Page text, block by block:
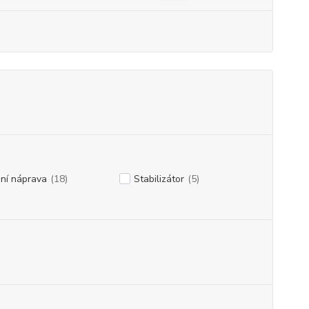
náprava (18) Stabilizátor (5)